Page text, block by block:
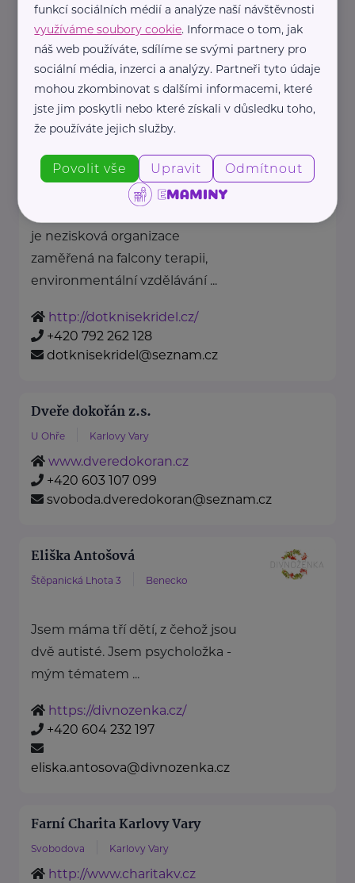
www.sokolik-po.cz
+420 731 549 161
dozp@sokolik-po.cz
Dotkni se křídel z.s.
Dotkni se křídel z.
je nezisková organizace
zaměřená na falcony terapii,
environmentální vzdělávání ...
http://dotknisekridel.cz/
+420 792 262 128
dotknisekridel@seznam.cz
Dveře dokořán z.s.
U Ohře Karlovy Vary
www.dveredokoran.cz
+420 603 107 099
svoboda.dveredokoran@seznam.cz
Eliška Antošová
Štěpanická Lhota 3 Benecko
Jsem máma tří dětí, z čehož jsou
dvě autisté. Jsem psycholožka -
mým tématem ...
https://divnozenka.cz/
+420 604 232 197
eliska.antosova@divnozenka.cz
Farní Charita Karlovy Vary
Svobodova Karlovy Vary
http://www.charitakv.cz
funkcí sociálních médií a analýze naší návštěvnosti
využíváme soubory cookie. Informace o tom, jak
náš web používáte, sdílíme se svými partnery pro
sociální média, inzerci a analýzy. Partneři tyto údaje
mohou zkombinovat s dalšími informacemi, které
jste jim poskytli nebo které získali v důsledku toho,
že používáte jejich služby.
Povolit vše Upravit Odmítnout